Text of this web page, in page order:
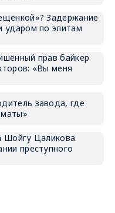
Задержание
ударом по элитам
прав байкер
«Вы меня
завода, где
Шойгу Цаликова
преступного